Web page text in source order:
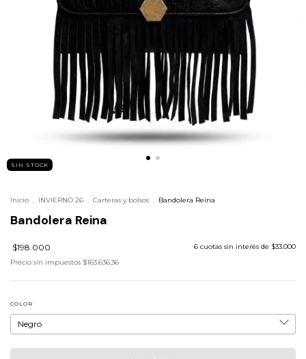
SIN STOCK
Inicio . INVIERNO 26 . Carteras y bolsos . Bandolera Reina
Bandolera Reina
$198.000 6 cuotas sin interés de $33.000
Precio sin impuestos $163.636,36
COLOR